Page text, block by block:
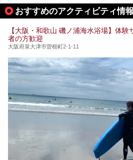
今回はそんなサウナにこだ
泉・銭湯・スパを30件紹介し
おすすめのアクティビティ情報
【大阪・和歌山 磯ノ浦海水浴場】体
者の方歓迎
大阪府泉大津市曽根町2-1-11